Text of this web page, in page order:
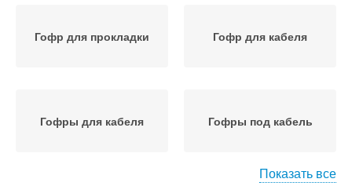
Гофр для прокладки Гофр для кабеля
Гофры для кабеля Гофры под кабель
Показать все